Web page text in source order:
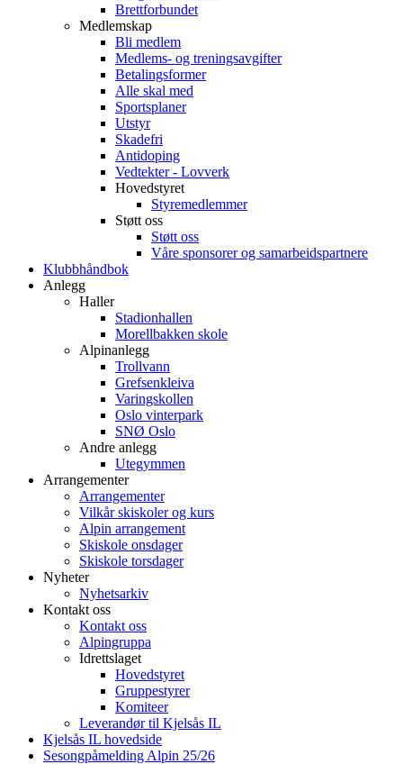
Brettforbundet
Medlemskap
Bli medlem
Medlems- og treningsavgifter
Betalingsformer
Alle skal med
Sportsplaner
Utstyr
Skadefri
Antidoping
Vedtekter - Lovverk
Hovedstyret
Styremedlemmer
Støtt oss
Støtt oss
Våre sponsorer og samarbeidspartnere
Klubbhåndbok
Anlegg
Haller
Stadionhallen
Morellbakken skole
Alpinanlegg
Trollvann
Grefsenkleiva
Varingskollen
Oslo vinterpark
SNØ Oslo
Andre anlegg
Utegymmen
Arrangementer
Arrangementer
Vilkår skiskoler og kurs
Alpin arrangement
Skiskole onsdager
Skiskole torsdager
Nyheter
Nyhetsarkiv
Kontakt oss
Kontakt oss
Alpingruppa
Idrettslaget
Hovedstyret
Gruppestyrer
Komiteer
Leverandør til Kjelsås IL
Kjelsås IL hovedside
Sesongpåmelding Alpin 25/26